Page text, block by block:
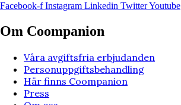
Facebook-f Instagram Linkedin TwitterYoutube
Om Coompanion
Våra avgiftsfria erbjudanden
Personuppgiftsbehandling
Här finns Coompanion
Press